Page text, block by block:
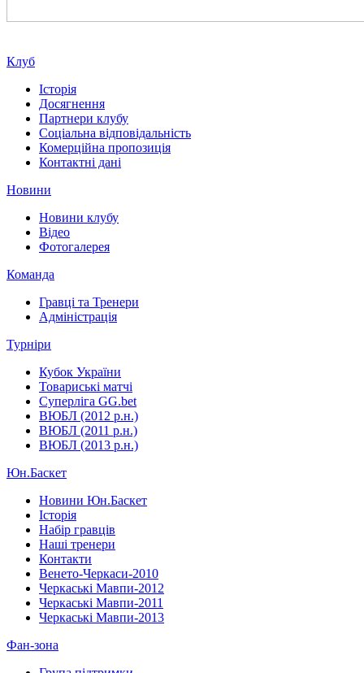
Клуб
Історія
Досягнення
Партнери клубу
Соціальна відповідальність
Комерційна пропозиція
Контактні дані
Новини
Новини клубу
Відео
Фотогалерея
Команда
Гравці та Тренери
Адміністрація
Турніри
Кубок України
Товариські матчі
Суперліга GG.bet
ВЮБЛ (2012 р.н.)
ВЮБЛ (2011 р.н.)
ВЮБЛ (2013 р.н.)
Юн.Баскет
Новини Юн.Баскет
Історія
Набір гравців
Наші тренери
Контакти
Венето-Черкаси-2010
Черкаські Мавпи-2012
Черкаські Мавпи-2011
Черкаські Мавпи-2013
Фан-зона